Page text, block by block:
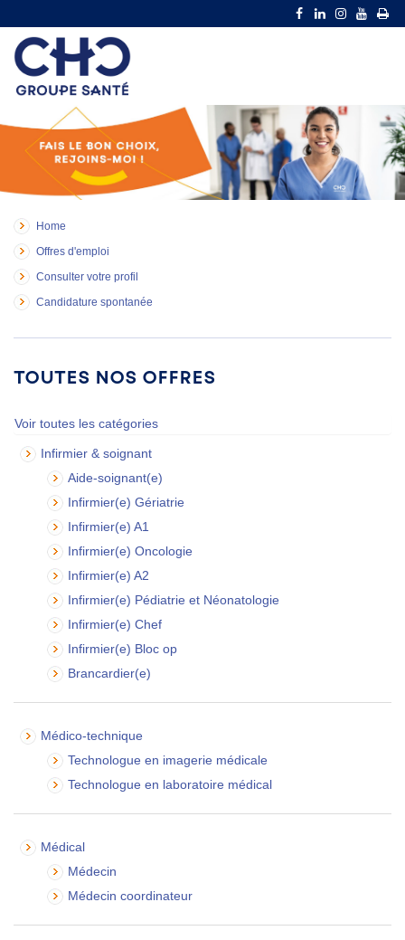
Home
Offres d'emploi
Consulter votre profil
Candidature spontanée
Toutes nos offres
Voir toutes les catégories
Infirmier & soignant
Aide-soignant(e)
Infirmier(e) Gériatrie
Infirmier(e) A1
Infirmier(e) Oncologie
Infirmier(e) A2
Infirmier(e) Pédiatrie et Néonatologie
Infirmier(e) Chef
Infirmier(e) Bloc op
Brancardier(e)
Médico-technique
Technologue en imagerie médicale
Technologue en laboratoire médical
Médical
Médecin
Médecin coordinateur